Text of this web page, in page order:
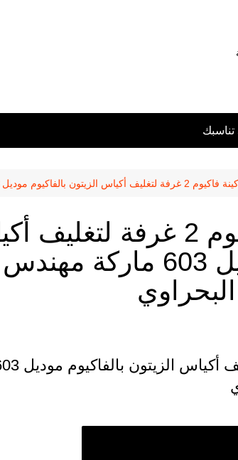
تناسبك
603 ماركة مهندس منسي شرح مصطفى البحراوي
تجربة علي ماكينة فاكيوم 2 غرفة
الزيتون بالفاكيوم موديل 603 ماركة مهندس